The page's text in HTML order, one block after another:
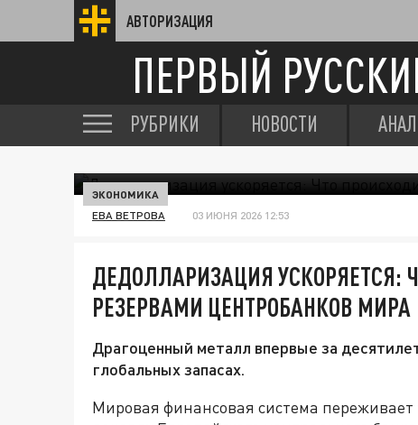
АВТОРИЗАЦИЯ
ПЕРВЫЙ
РУБРИКИ НОВОСТИ
ЭКОНОМИКА
ЕВА ВЕТРОВА 03 ИЮНЯ 2026 12:53
ДЕДОЛЛАРИЗАЦИЯ УСКОРЯЕТСЯ:
РЕЗЕРВАМИ ЦЕНТРОБАНКОВ МИРА
Драгоценный металл впервые за
глобальных запасах.
Мировая финансовая система переживает